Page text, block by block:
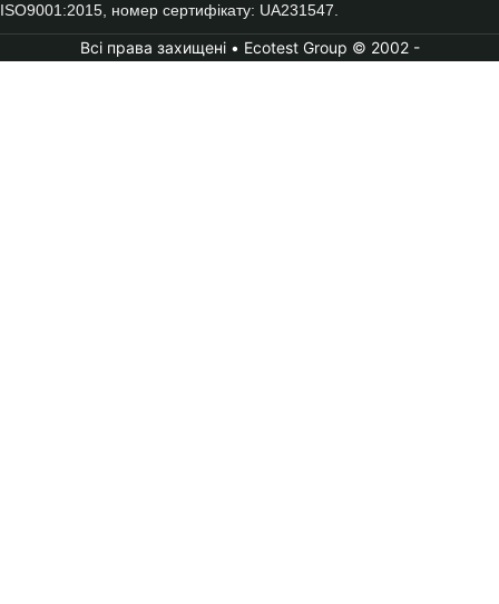
ISO9001:2015, номер сертифікату: UA231547.
Всі права захищені • Ecotest Group © 2002 -